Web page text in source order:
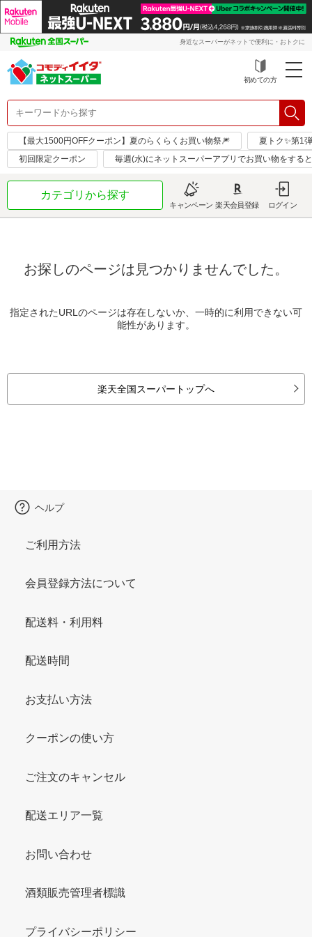
身近なスーパーがネットで便利に・おトクに
初めての方
【最大1500円OFFクーポン】夏のらくらくお買い物祭🎆
夏トク✨第1
初回限定クーポン
毎週(水)にネットスーパーアプリでお買い物をする
カテゴリから探す
キャンペーン 楽天会員登録 ログイン
お探しのページは見つかりませんでした。
指定されたURLのページは存在しないか、一時的に利用できない可
能性があります。
楽天全国スーパートップへ
ヘルプ
ご利用方法
会員登録方法について
配送料・利用料
配送時間
お支払い方法
クーポンの使い方
ご注文のキャンセル
配送エリア一覧
お問い合わせ
酒類販売管理者標識
プライバシーポリシー